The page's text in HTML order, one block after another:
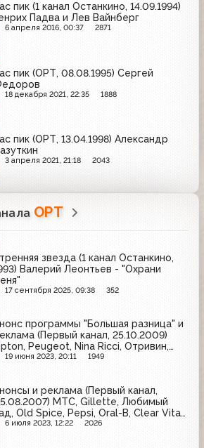
пик (1 канал Останкино, 14.09.1994)
Падва и Лев Вайнберг
6 апреля 2016, 00:37 2871
пик (ОРТ, 08.08.1995) Сергей
18 декабря 2021, 22:35 1888
пик (ОРТ, 13.04.1998) Александр
3 апреля 2021, 21:18 2043
ОРТ
звезда (1 канал Останкино,
Валерий Леонтьев - "Охрани
17 сентября 2025, 09:38 352
программы "Большая разница" и
(Первый канал, 25.10.2009)
Peugeot, Nina Ricci, Отривин,
Salton, Syoss, Любимый
19 июня 2023, 20:11 1949
и реклама (Первый канал,
МТС, Gillette, Любимый
Old Spice, Pepsi, Oral-B, Clear Vita
6 июля 2023, 12:22 2026